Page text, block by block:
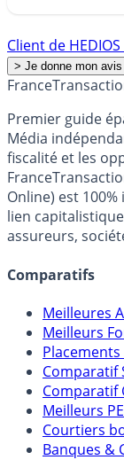
Client de
France
Premier guide
Média
fiscalité et les
Online) est
lien
assureurs,
Comparatifs
Meilleures
Meilleurs
Placements
Comparatif
Comparatif
Meilleurs
Courtiers
Banques &